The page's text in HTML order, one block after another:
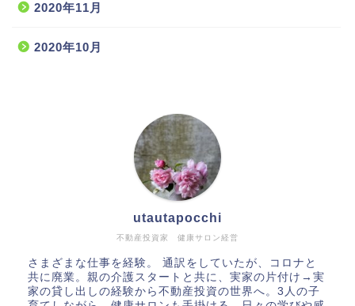
2020年11月
2020年10月
不動産投資家 健康サロン経営
utautapocchi
さまざまな仕事を経験。 通訳をしていたが、コロナと
共に廃業。親の介護スタートと共に、実家の片付け→実
家の貸し出しの経験から不動産投資の世界へ。3人の子